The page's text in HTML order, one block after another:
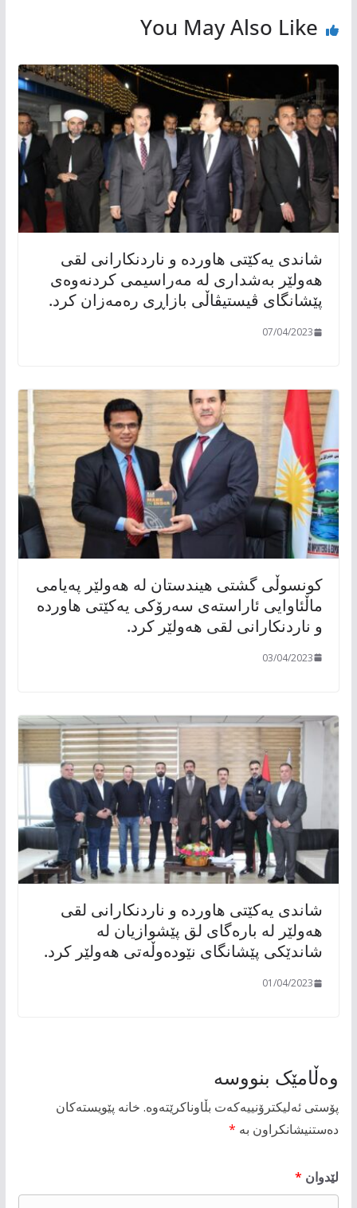
You May Also Like
شاندی یەکێتی هاوردە و ناردنکارانی لقی
هەولێر بەشداری لە مەراسیمی کردنەوەی
پێشانگای ڤیستیڤاڵی بازاڕی رەمەزان کرد.
07/04/2023
کونسوڵی گشتی هیندستان لە هەولێر پەیامی
ماڵئاوایی ئاراستەی سەرۆکی یەکێتی هاوردە
و ناردنکارانی لقی هەولێر کرد.
03/04/2023
شاندی یەکێتی هاوردە و ناردنکارانی لقی
هەولێر لە بارەگای لق پێشوازیان لە
شاندێکی پێشانگای نێودەوڵەتی هەولێر کرد.
01/04/2023
وەڵامێک بنووسە
پۆستی ئەلیکترۆنییەکەت بڵاوناکرێتەوە. خانە پێویستەکان
دەستنیشانکراون بە *
لێدوان *